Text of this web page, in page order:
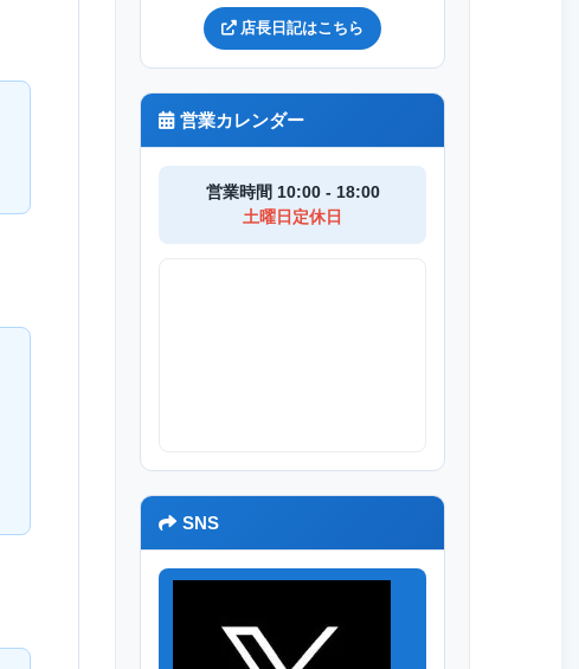
店長日記はこちら
営業カレンダー
営業時間 10:00 - 18:00
土曜日定休日
SNS